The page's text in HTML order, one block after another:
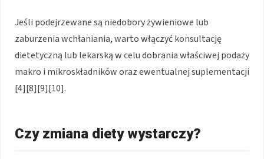
Jeśli podejrzewane są niedobory żywieniowe lub
zaburzenia wchłaniania, warto włączyć konsultację
dietetyczną lub lekarską w celu dobrania właściwej podaży
makro i mikroskładników oraz ewentualnej suplementacji
[4][8][9][10].
Czy zmiana diety wystarczy?